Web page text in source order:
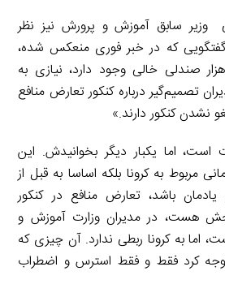
وزیر سابق آموزش و پرورش نیز نظر
که در خبر فوری منعکس شده،
صندلی خالی وجود دارد، نیازی به
تصمیم‌گیر درباره کنکور تعارض منافع
نشدن کنکور دارند.»
اما یکبار دیگر بخوانیدش. این
مربوط به کرونا بلکه اساسا به قبل از
باشد، تعارض منافع در کنکور
هست، در مدیران وزارت آموزش و
اما به کرونا ربطی ندارد. آن چیزی که
کرد فقط و فقط استرس و اضطراب